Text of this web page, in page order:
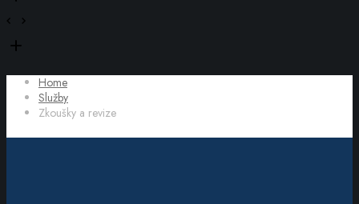
Home
Služby
Zkoušky a revize